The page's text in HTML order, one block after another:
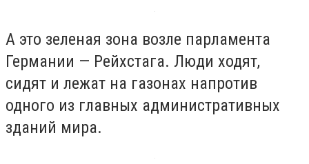
А это зеленая зона возле парламента
Германии — Рейхстага. Люди ходят,
сидят и лежат на газонах напротив
одного из главных административных
зданий мира.